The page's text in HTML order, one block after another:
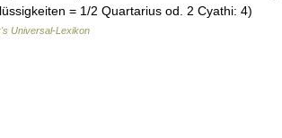
= 1/2 Quartarius od. 2 Cyathi: 4)
Universal-Lexikon